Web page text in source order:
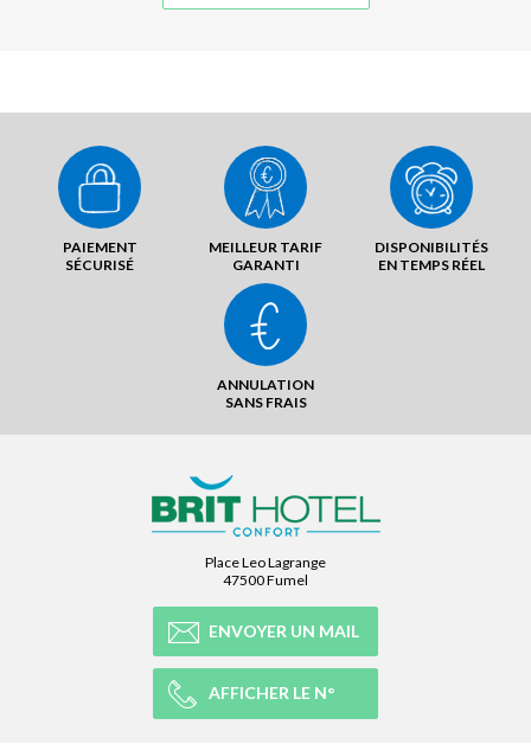
PAIEMENT
SÉCURISÉ
MEILLEUR TARIF
GARANTI
DISPONIBILITÉS
EN TEMPS RÉEL
ANNULATION
SANS FRAIS
Place Leo Lagrange
47500 Fumel
ENVOYER UN MAIL
AFFICHER LE N°